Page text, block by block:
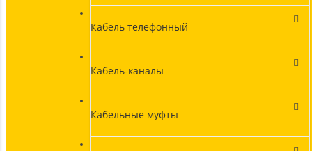
Кабель телефонный
Кабель-каналы
Кабельные муфты